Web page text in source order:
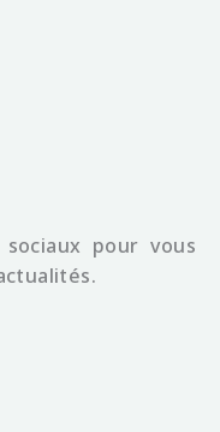
pour vous